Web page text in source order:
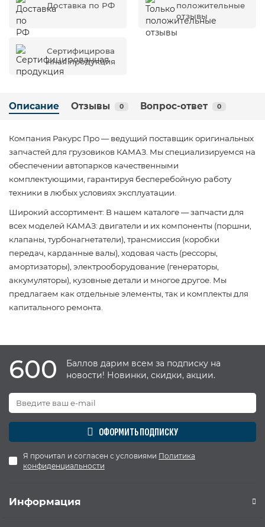
Доставка по РФ
положительные
отзывы
Сертифицирова
нная продукция
Описание Отзывы 0 Вопрос-ответ 0
Компания Ракурс Про — ведущий поставщик оригинальных
запчастей для грузовиков КАМАЗ. Мы специализируемся на
обеспечении автопарков качественными
комплектующими, гарантируя бесперебойную работу
техники в любых условиях эксплуатации.
Широкий ассортимент: В нашем каталоге — запчасти для
всех моделей КАМАЗ: двигатели и их компоненты (поршни,
клапаны, турбонагнетатели), трансмиссия (коробки
передач, карданные валы), ходовая часть (рессоры,
амортизаторы), электрооборудование (генераторы,
аккумуляторы), кузовные детали и многое другое. Мы
предлагаем как отдельные элементы, так и комплекты для
капитального ремонта.
600
Баллов дарим всем за подписку на
новости! Новинки, скидки, акции.
ОФОРМИТЬ ПОДПИСКУ
Я прочитал и согласен с условиями Политика
конфиденциальности
Информация